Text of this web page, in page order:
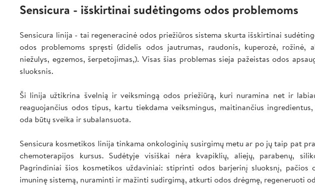
Sensicura - išskirtinai sudėtingoms odos problemoms
Sensicura linija - tai regeneracinė odos priežiūros sistema skurta išskirtinai
odos problemoms spręsti (didelis odos jautrumas, raudonis, kuperozė, rožinė,
niežulys, egzemos, šerpetojimas,). Visas šias problemas sieja pažeistas odos
sluoksnis.
Ši linija užtikrina švelnią ir veiksmingą odos priežiūrą, kuri nuramina net ir
reaguojančius odos tipus, kartu tiekdama veiksmingus, maitinančius
oda būtų sveika ir subalansuota.
Sensicura kosmetikos linija tinkama onkologinių susirgimų metu ar po jų taip pat
chemoterapijos kursus. Sudėtyje visiškai nėra kvapiklių, aliejų, parabenų,
Pagrindiniai šios kosmetikos uždaviniai: stiprinti odos barjerinį sluoksnį, pačios
imuninę sistemą, nuraminti ir mažinti sudirgimą, atkurti odos drėgmę, regeneruoti